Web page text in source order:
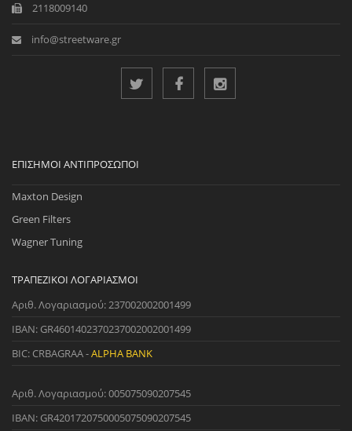
2118009140
info@streetware.gr
ΕΠΊΣΗΜΟΙ ΑΝΤΙΠΡΌΣΩΠΟΙ
Maxton Design
Green Filters
Wagner Tuning
ΤΡΑΠΕΖΙΚΟΊ ΛΟΓΑΡΙΑΣΜΟΊ
Αριθ. Λογαριασμού: 237002002001499
IBAN: GR4601402370237002002001499
BIC: CRBAGRAA -ALPHA BANK
Αριθ. Λογαριασμού: 005075090207545
IBAN: GR4201720750005075090207545